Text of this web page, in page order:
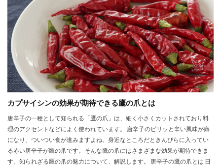
カプサイシンの効果が期待できる鷹の爪とは
唐辛子の一種として知られる「鷹の爪」は、細く小さくカットされており料
理のアクセントなどによく使われています。 唐辛子のピリッと辛い風味が癖
になり、ついつい食が進みますよね。身近なところだときんぴらに入ってい
る赤い唐辛子が鷹の爪です。そんな鷹の爪にはさまざまな効果が期待できま
す。知られざる鷹の爪の魅力について、解説します。 唐辛子の鷹の爪とは 日